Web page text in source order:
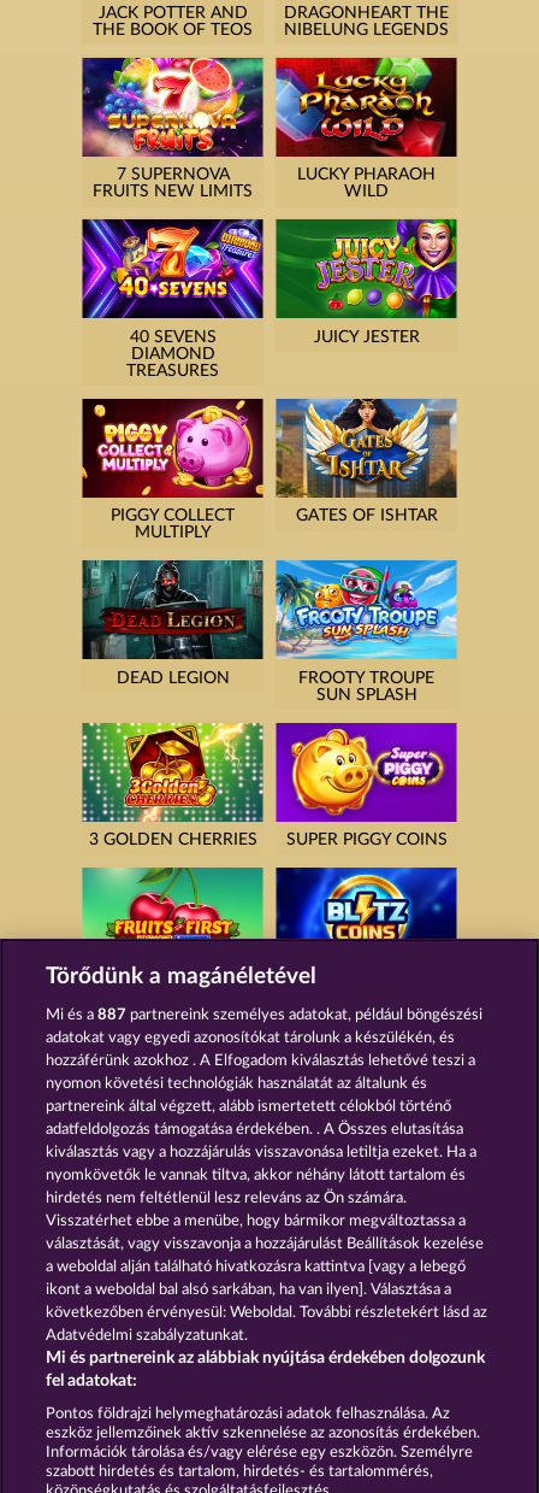
JACK POTTER AND
THE BOOK OF TEOS
DRAGONHEART THE
NIBELUNG LEGENDS
7 SUPERNOVA
FRUITS NEW LIMITS
LUCKY PHARAOH
WILD
40 SEVENS
DIAMOND
TREASURES
JUICY JESTER
PIGGY COLLECT
MULTIPLY
GATES OF ISHTAR
DEAD LEGION
FROOTY TROUPE
SUN SPLASH
3 GOLDEN CHERRIES SUPER PIGGY COINS
FRUITS FIRST
TREASURES
PIGGY KINGS
Részvételi feltételek
Adatkezelési tájékoztató Impresszum
A cég GYIK
Törődünk a magánéletével
Mi és a887 partnereink személyes adatokat, például böngészési
adatokat vagy egyedi azonosítókat tárolunk a készülékén, és
hozzáférünk azokhoz . A Elfogadom kiválasztás lehetővé teszi a
nyomon követési technológiák használatát az általunk és
partnereink által végzett, alább ismertetett célokból történő
adatfeldolgozás támogatása érdekében. . A Összes elutasítása
kiválasztás vagy a hozzájárulás visszavonása letiltja ezeket. Ha a
nyomkövetők le vannak tiltva, akkor néhány látott tartalom és
hirdetés nem feltétlenül lesz releváns az Ön számára.
Visszatérhet ebbe a menübe, hogy bármikor megváltoztassa a
választását, vagy visszavonja a hozzájárulást Beállítások kezelése
a weboldal alján található hivatkozásra kattintva [vagy a lebegő
ikont a weboldal bal alsó sarkában, ha van ilyen]. Választása a
következőben érvényesül: Weboldal. További részletekért lásd az
Adatvédelmi szabályzatunkat.
Mi és partnereink az alábbiak nyújtása érdekében dolgozunk
fel adatokat:
Pontos földrajzi helymeghatározási adatok felhasználása. Az
eszköz jellemzőinek aktív szkennelése az azonosítás érdekében.
Információk tárolása és/vagy elérése egy eszközön. Személyre
szabott hirdetés és tartalom, hirdetés- és tartalommérés,